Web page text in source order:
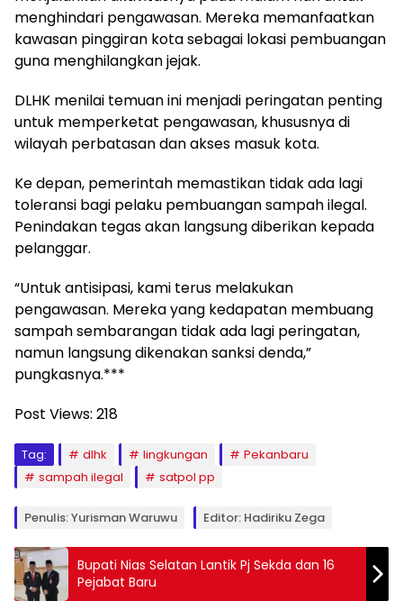
menghindari pengawasan. Mereka memanfaatkan
kawasan pinggiran kota sebagai lokasi pembuangan
guna menghilangkan jejak.
DLHK menilai temuan ini menjadi peringatan penting
untuk memperketat pengawasan, khususnya di
wilayah perbatasan dan akses masuk kota.
Ke depan, pemerintah memastikan tidak ada lagi
toleransi bagi pelaku pembuangan sampah ilegal.
Penindakan tegas akan langsung diberikan kepada
pelanggar.
“Untuk antisipasi, kami terus melakukan
pengawasan. Mereka yang kedapatan membuang
sampah sembarangan tidak ada lagi peringatan,
namun langsung dikenakan sanksi denda,”
pungkasnya.***
Post Views: 218
Tag: dlhk lingkungan
Pekanbaru
sampah ilegal
satpol pp
Penulis: Yurisman Waruwu Editor: Hadiriku Zega
Bupati Nias Selatan Lantik Pj Sekda dan 16
Pejabat Baru